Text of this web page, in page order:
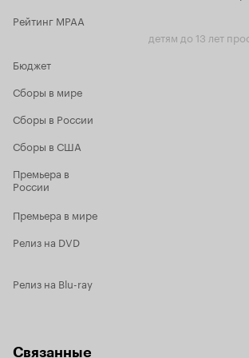
что именно вера в Христа помогла им
пройти через это испытание.
Рейтинг MPAA
детям до 13 лет
Бюджет
Сборы в мире
Сборы в России
Сборы в США
Премьера в
России
Премьера в мире
Релиз на DVD
Релиз на Blu-ray
Связанные